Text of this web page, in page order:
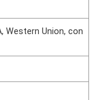
Western Union, con